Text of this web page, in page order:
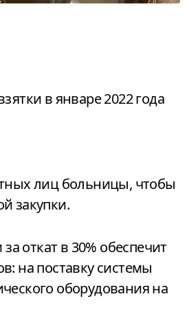
в январе 2022 года
лиц больницы, чтобы
закупки.
откат в 30% обеспечит
на поставку системы
оборудования на